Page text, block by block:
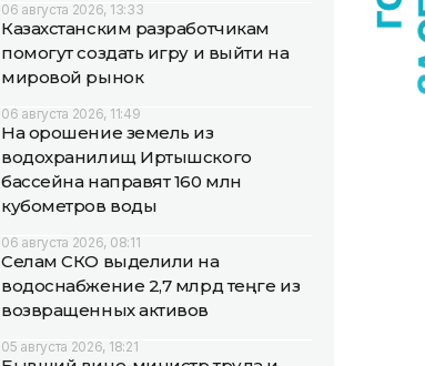
06 августа 2026, 13:33
Казахстанским разработчикам
помогут создать игру и выйти на
мировой рынок
06 августа 2026, 11:49
На орошение земель из
водохранилищ Иртышского
бассейна направят 160 млн
кубометров воды
06 августа 2026, 08:11
Селам СКО выделили на
водоснабжение 2,7 млрд теңге из
возвращенных активов
05 августа 2026, 18:21